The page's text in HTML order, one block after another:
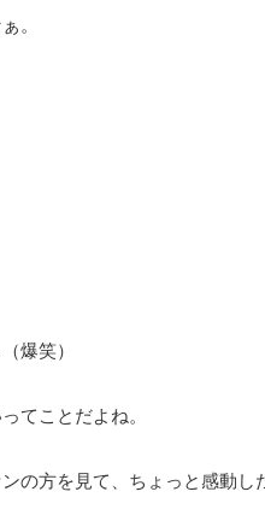
。
爆笑）
てことだよね。
の方を見て、ちょっと感動し